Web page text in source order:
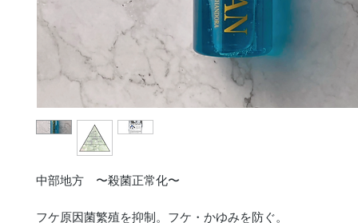
中部地方 〜殺菌正常化〜
フケ原因菌繁殖を抑制。フケ・かゆみを防ぐ。